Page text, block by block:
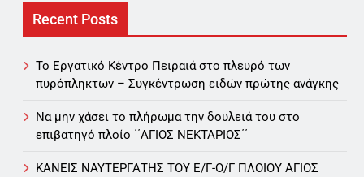
Recent Posts
Το Εργατικό Κέντρο Πειραιά στο πλευρό των
πυρόπληκτων – Συγκέντρωση ειδών πρώτης ανάγκης
Να μην χάσει το πλήρωμα την δουλειά του στο
επιβατηγό πλοίο ΄΄ΑΓΙΟΣ ΝΕΚΤΑΡΙΟΣ΄΄
ΚΑΝΕΙΣ ΝΑΥΤΕΡΓΑΤΗΣ TOY Ε/Γ-Ο/Γ ΠΛΟΙΟY ΑΓΙΟΣ